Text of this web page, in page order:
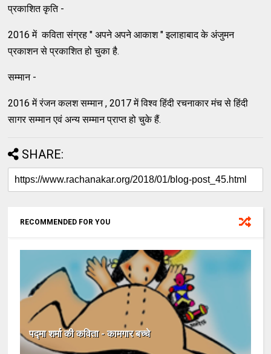
प्रकाशित कृति -
2016 में कविता संग्रह " अपने अपने आकाश " इलाहाबाद के अंजुमन
प्रकाशन से प्रकाशित हो चुका है.
सम्मान -
2016 में रंजन कलश सम्मान , 2017 में विश्व हिंदी रचनाकार मंच से हिंदी
सागर सम्मान एवं अन्य सम्मान प्राप्त हो चुके हैं.
SHARE:
RECOMMENDED FOR YOU
पद्मा शर्मा की कविता - कामगार बच्चे